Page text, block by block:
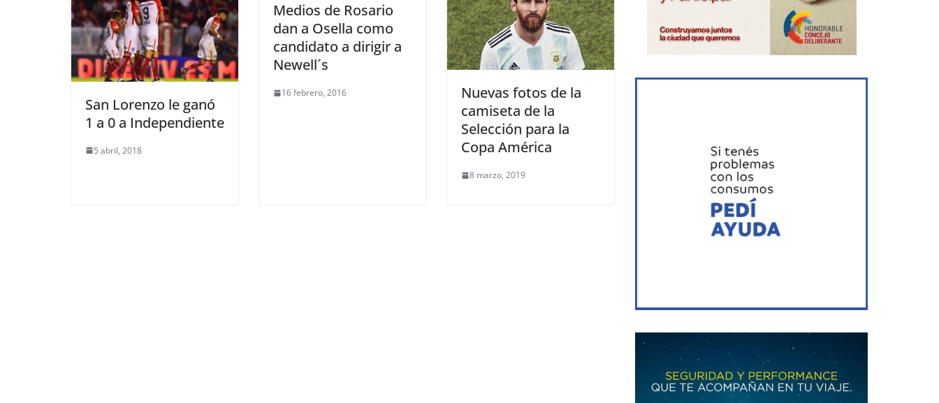
San Lorenzo le ganó
1 a 0 a Independiente
5 abril, 2018
Medios de Rosario
dan a Osella como
candidato a dirigir a
Newell´s
16 febrero, 2016
Nuevas fotos de la
camiseta de la
Selección para la
Copa América
8 marzo, 2019